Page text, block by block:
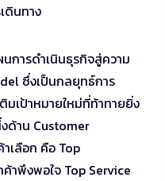
ดินทาง
การดำเนินธุรกิจสู่ความ
ซึ่งเป็นกลยุทธ์การ
มเป้าหมายใหม่ที่ท้าทายยิ่ง
ด้าน Customer
เลือก คือ Top
าพึงพอใจ Top Service